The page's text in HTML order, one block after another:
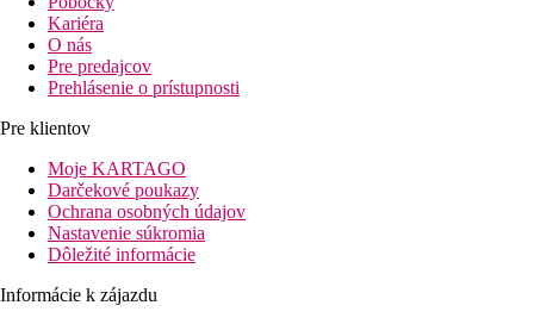
Kariéra
O nás
Pre predajcov
Prehlásenie o prístupnosti
Pre klientov
Moje KARTAGO
Darčekové poukazy
Ochrana osobných údajov
Nastavenie súkromia
Dôležité informácie
Informácie k zájazdu